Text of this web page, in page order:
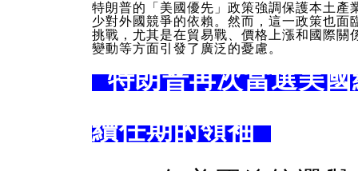
特朗普的「美國優先」政策強調保護本土產
少對外國競爭的依賴。然而，這一政策也面
挑戰，尤其是在貿易戰、價格上漲和國際關
變動等方面引發了廣泛的憂慮。
特朗普再次當選美國
續任期的領袖